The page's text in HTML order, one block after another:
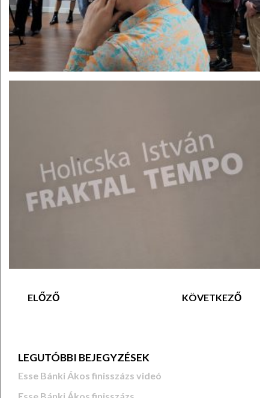
ELŐZŐ KÖVETKEZŐ
LEGUTÓBBI BEJEGYZÉSEK
Esse Bánki Ákos finisszázs videó